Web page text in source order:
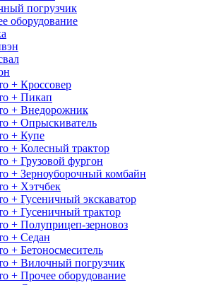
погрузчик
оборудование
+ Кроссовер
+ Пикап
+ Внедорожник
+ Опрыскиватель
+ Купе
+ Колесный трактор
+ Грузовой фургон
+ Зерноуборочный комбайн
+ Хэтчбек
+ Гусеничный экскаватор
+ Гусеничный трактор
+ Полуприцеп-зерновоз
+ Седан
+ Бетоносмеситель
+ Вилочный погрузчик
+ Прочее оборудование